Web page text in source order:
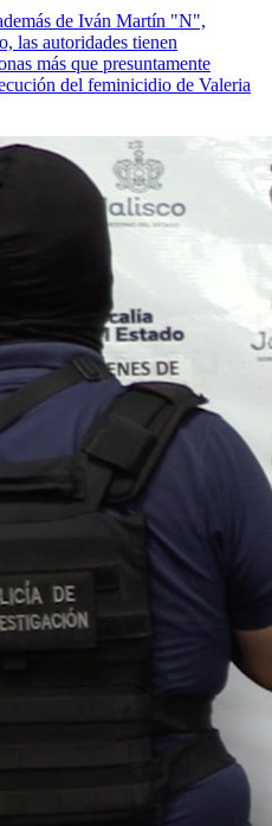
de Iván Martín "N",
las autoridades tienen
más que presuntamente
del feminicidio de Valeria